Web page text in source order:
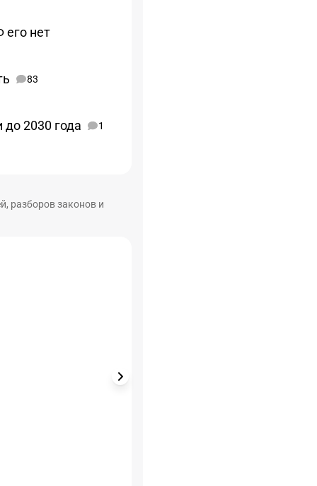
его нет
83
2030 года 1
разборов законов и